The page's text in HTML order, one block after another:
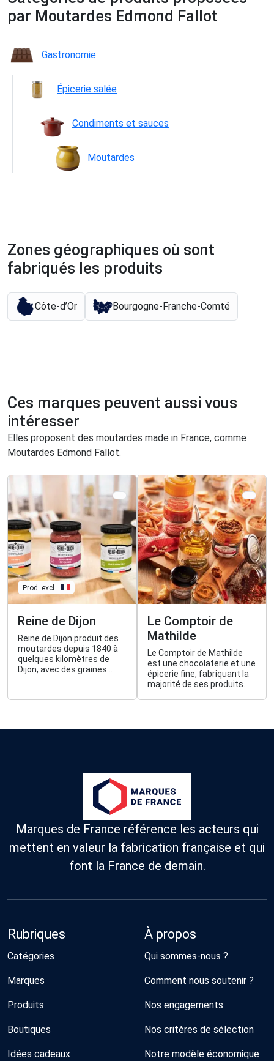
par Moutardes Edmond Fallot
Gastronomie
Épicerie salée
Condiments et sauces
Moutardes
Zones géographiques où sont
fabriqués les produits
Côte-d’Or Bourgogne-Franche-Comté
Ces marques peuvent aussi vous
intéresser
Elles proposent des moutardes made in France, comme
Moutardes Edmond Fallot.
Prod. excl.
Reine de Dijon
Reine de Dijon produit des
moutardes depuis 1840 à
quelques kilomètres de
Dijon, avec des graines
Le Comptoir de
Mathilde
Le Comptoir de Mathilde
est une chocolaterie et une
épicerie fine, fabriquant la
majorité de ses produits.
Marques de France référence les acteurs qui
mettent en valeur la fabrication française et qui
font la France de demain.
Rubriques
Catégories
Marques
Produits
Boutiques
Idées cadeaux
À propos
Qui sommes-nous ?
Comment nous soutenir ?
Nos engagements
Nos critères de sélection
Notre modèle économique